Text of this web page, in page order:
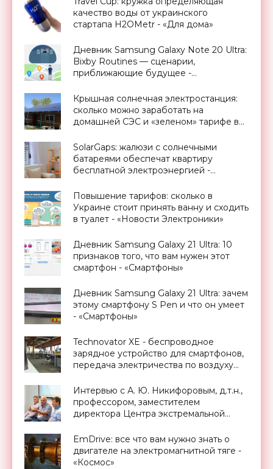
качество воды от украинского
стартапа H2OMetr - «Для дома»
Дневник Samsung Galaxy Note 20 Ultra:
Bixby Routines — сценарии,
приближающие будущее -
Крышная солнечная электростанция:
сколько можно заработать на
домашней СЭС и «зеленом» тарифе в
SolarGaps: жалюзи с солнечными
батареями обеспечат квартиру
бесплатной электроэнергией -
Повышение тарифов: сколько в
Украине стоит принять ванну и сходить
в туалет - «Новости Электроники»
Дневник Samsung Galaxy 21 Ultra: 10
признаков того, что вам нужен этот
смартфон - «Смартфоны»
Дневник Samsung Galaxy 21 Ultra: зачем
этому смартфону S Pen и что он умеет
- «Смартфоны»
Technovator XE - беспроводное
зарядное устройство для смартфонов,
передача электричества по воздуху
Интервью с А. Ю. Никифоровым, д.т.н.,
профессором, заместителем
директора Центра экстремальной
МИФИ - «Смартфоны»
EmDrive: все что вам нужно знать о
двигателе на электромагнитной тяге -
«Космос»